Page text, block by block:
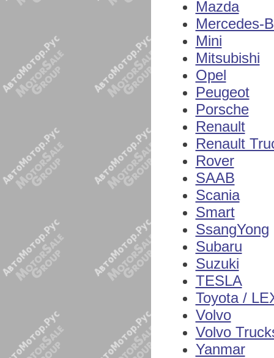
Mazda
Mercedes-
Mini
Mitsubishi
Opel
Peugeot
Porsche
Renault
Renault
Rover
SAAB
Scania
Smart
SsangYong
Subaru
Suzuki
TESLA
Toyota /
Volvo
Volvo
Yanmar